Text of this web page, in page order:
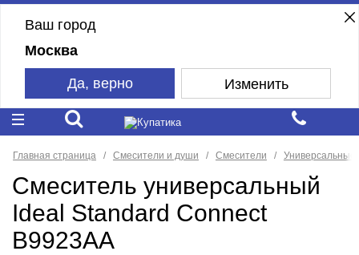
Ваш город
Москва
Да, верно Изменить
Главная страница Смесители и души Смесители Универсальные
Смеситель универсальный
Ideal Standard Connect
B9923AA